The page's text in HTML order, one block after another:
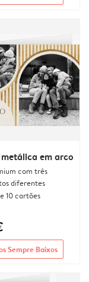
em arco
com três
diferentes
10 cartões
Sempre Baixos